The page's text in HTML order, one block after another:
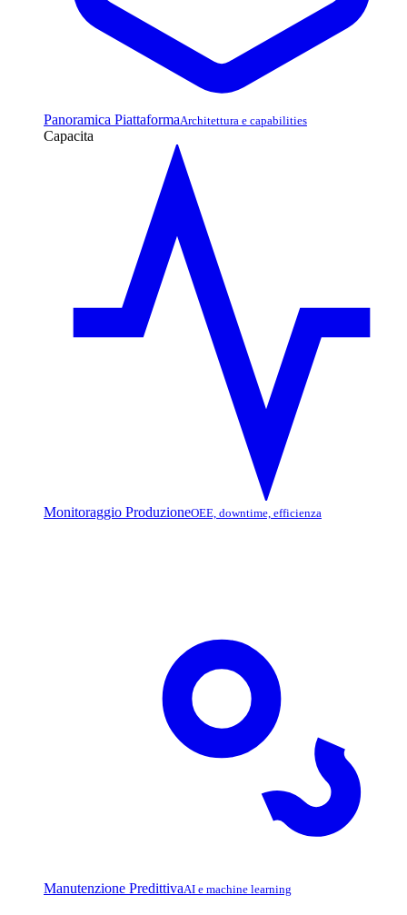
Panoramica PiattaformaArchitettura e capabilities
Capacita
Monitoraggio ProduzioneOEE, downtime, efficienza
Manutenzione PredittivaAI e machine learning